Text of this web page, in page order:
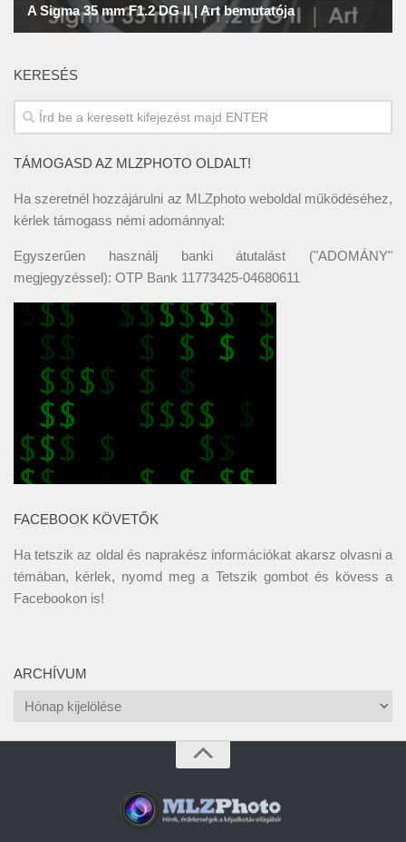
KERESÉS
TÁMOGASD AZ MLZPHOTO OLDALT!
Ha szeretnél hozzájárulni az MLZphoto weboldal működéséhez,
kérlek támogass némi adománnyal:
Egyszerűen használj banki átutalást ("ADOMÁNY"
megjegyzéssel): OTP Bank 11773425-04680611
FACEBOOK KÖVETŐK
Ha tetszik az oldal és naprakész információkat akarsz olvasni a
témában, kérlek, nyomd meg a Tetszik gombot és kövess a
Facebookon is!
ARCHÍVUM
Archívum